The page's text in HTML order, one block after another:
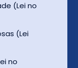
(Lei no
(Lei
no